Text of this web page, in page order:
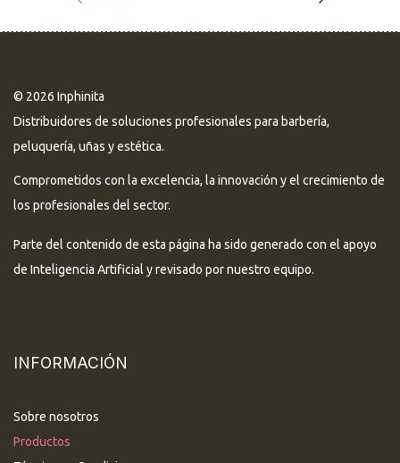
© 2026 Inphinita
Distribuidores de soluciones profesionales para barbería,
peluquería, uñas y estética.
Comprometidos con la excelencia, la innovación y el crecimiento de
los profesionales del sector.
Parte del contenido de esta página ha sido generado con el apoyo
de Inteligencia Artificial y revisado por nuestro equipo.
INFORMACIÓN
Sobre nosotros
Productos